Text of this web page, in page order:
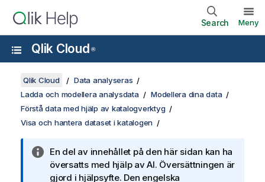
Search Meny
Qlik Cloud ®
Qlik Cloud
Data analyseras
Ladda och modellera analysdata
Modellera dina data
Förstå data med hjälp av katalogverktyg
Visa och hantera dataset i katalogen
En del av innehållet på den här sidan kan ha
översatts med hjälp av AI. Översättningen är
gjord i hjälpsyfte. Den engelska